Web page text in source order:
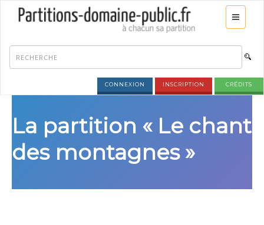
CONNEXION INSCRIPTION CRÉDITS
La partition « Le chant
des montagnes »